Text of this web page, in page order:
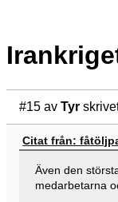
#15 av Tyr
Citat från:
Även den
medarbetarna